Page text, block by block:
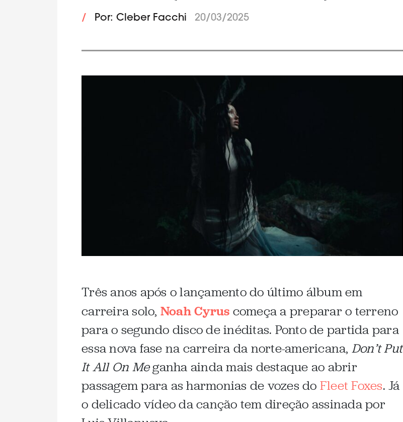
/ Por: Cleber Facchi 20/03/2025
Três anos após o lançamento do último álbum em
carreira solo, Noah Cyrus começa a preparar o terreno
para o segundo disco de inéditas. Ponto de partida para
essa nova fase na carreira da norte-americana, Don’t Put
It All On Meganha ainda mais destaque ao abrir
passagem para as harmonias de vozes do Fleet Foxes. Já
o delicado vídeo da canção tem direção assinada por